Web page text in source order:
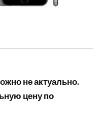
не актуально.
цену по